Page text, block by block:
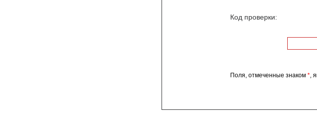
Код проверки:
Поля, отмеченные знаком *,